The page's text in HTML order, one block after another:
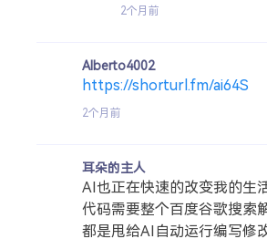
2个月前
Alberto4002
https://shorturl.fm/ai64S
2个月前
耳朵的主人
AI也正在快速的改变我的生
代码需要整个百度谷歌搜索
都是甩给AI自动运行编写修